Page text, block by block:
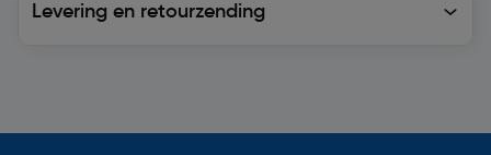
Levering en retourzending